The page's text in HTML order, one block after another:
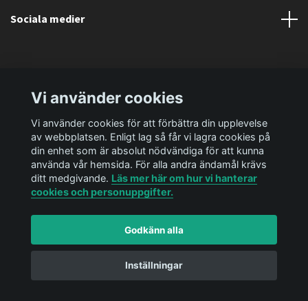
Sociala medier
© 2026 Ediya Shop ABPowered by Quickbutik
Vi använder cookies
Vi använder cookies för att förbättra din upplevelse
av webbplatsen. Enligt lag så får vi lagra cookies på
din enhet som är absolut nödvändiga för att kunna
använda vår hemsida. För alla andra ändamål krävs
ditt medgivande. Läs mer här om hur vi hanterar
cookies och personuppgifter.
Godkänn alla
Inställningar